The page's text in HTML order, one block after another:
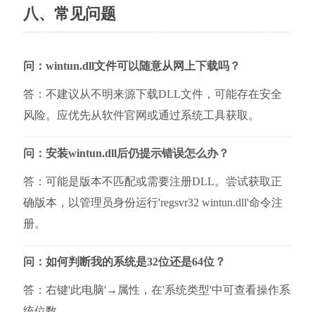
八、常见问题
问：wintun.dll文件可以随意从网上下载吗？
答：不建议从不明来源下载DLL文件，可能存在安全
风险。应优先从软件官网或通过系统工具获取。
问：安装wintun.dll后仍提示错误怎么办？
答：可能是版本不匹配或需要注册DLL。尝试获取正
确版本，以管理员身份运行'regsvr32 wintun.dll'命令注
册。
问：如何判断我的系统是32位还是64位？
答：右键'此电脑'→属性，在'系统类型'中可查看操作系